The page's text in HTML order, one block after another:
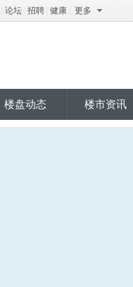
论坛 招聘 健康 更多
楼盘动态 楼市资讯